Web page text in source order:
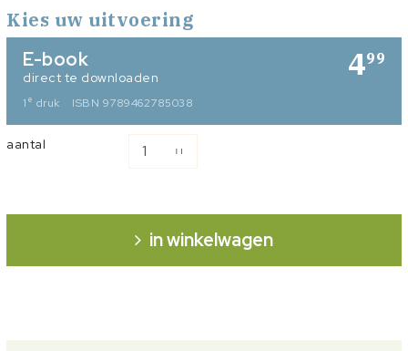
Kies uw uitvoering
499
E-book
direct te downloaden
1 e druk ISBN 9789462785038
aantal
in winkelwagen